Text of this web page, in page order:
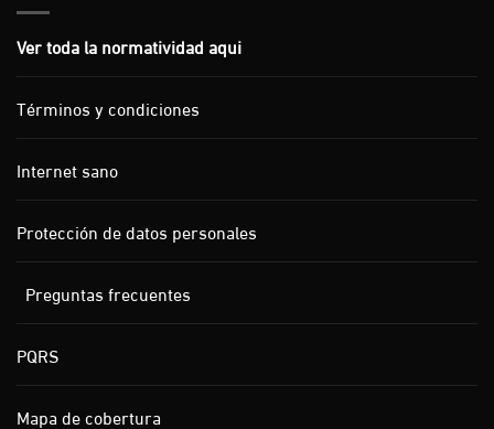
Ver toda la normatividad aqui
Términos y condiciones
Internet sano
Protección de datos personales
Preguntas frecuentes
PQRS
Mapa de cobertura